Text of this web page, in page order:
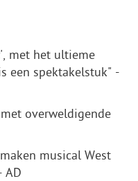
met het ultieme
een spektakelstuk" -
overweldigende
musical West
AD